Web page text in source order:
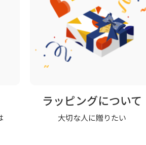
ラッピングについて
大切な人に贈りたい